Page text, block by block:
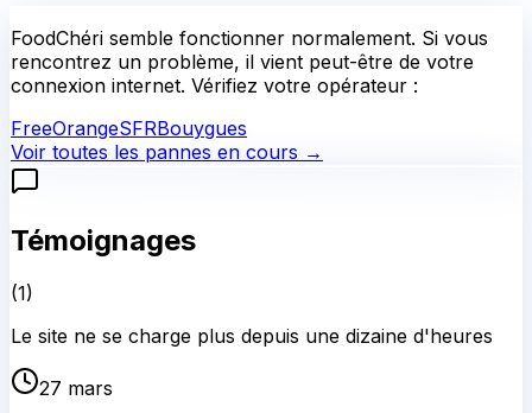
FoodChéri semble fonctionner normalement. Si vous
rencontrez un problème, il vient peut-être de votre
connexion internet. Vérifiez votre opérateur :
FreeOrangeSFRBouygues
Voir toutes les pannes en cours →
Témoignages
(1)
Le site ne se charge plus depuis une dizaine d'heures
27 mars